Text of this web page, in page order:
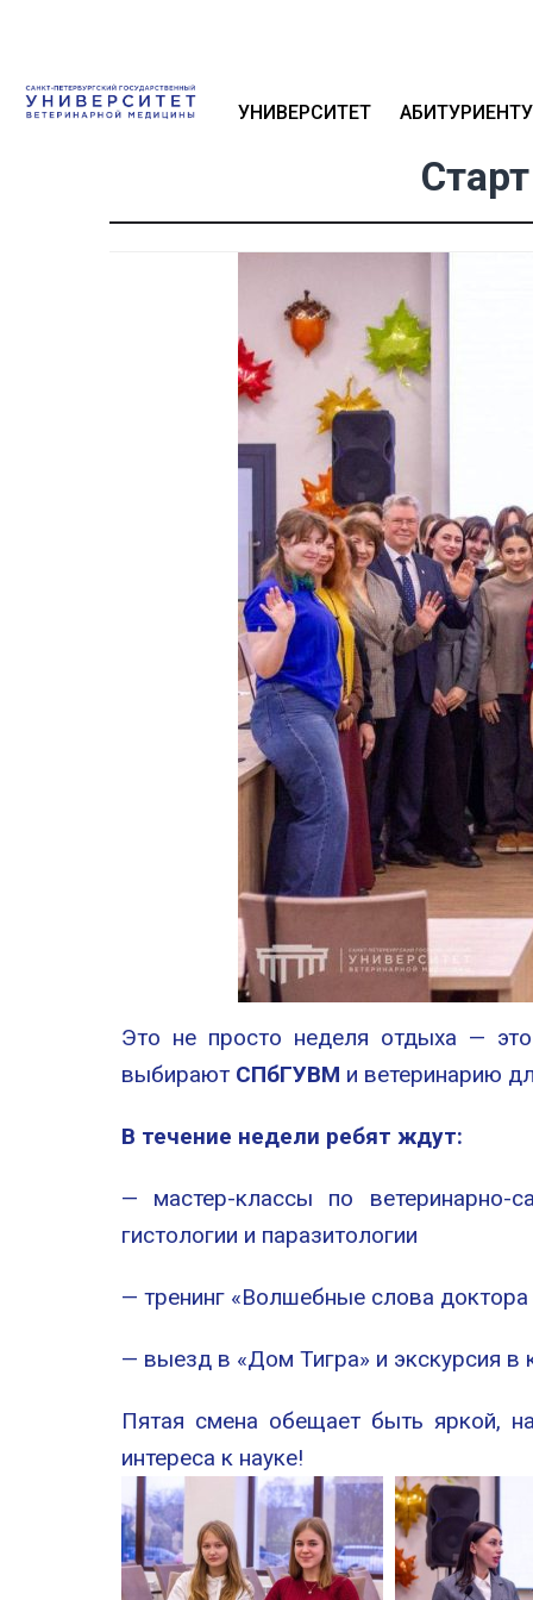
УНИВЕРСИТЕТ АБИТУРИЕНТУ
Это не просто неделя отдыха — это
выбирают СПбГУВМ и ветеринарию
В течение недели ребят ждут:
— мастер-классы по ветеринарно-
гистологии и паразитологии
— тренинг «Волшебные слова
— выезд в «Дом Тигра» и экскурсия в
Пятая смена обещает быть яркой,
интереса к науке!